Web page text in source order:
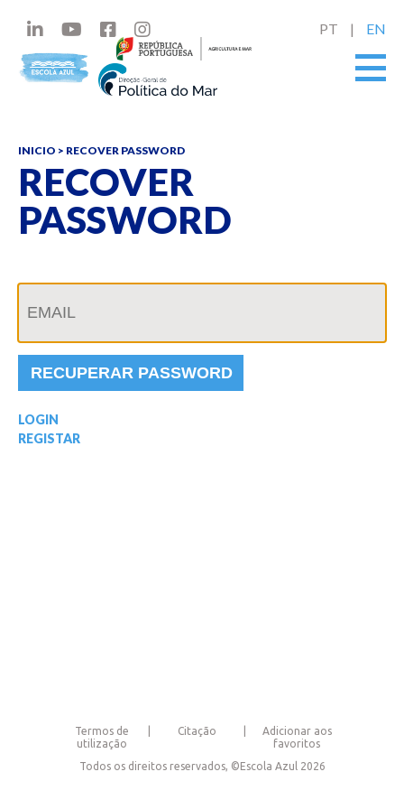
PT EN
INICIO > RECOVER PASSWORD
RECOVER
PASSWORD
LOGIN
REGISTAR
Termos de
utilização
Citação
Adicionar aos
favoritos
Todos os direitos reservados, ©Escola Azul 2026